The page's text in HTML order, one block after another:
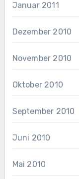
Januar 2011
Dezember 2010
November 2010
Oktober 2010
September 2010
Juni 2010
Mai 2010